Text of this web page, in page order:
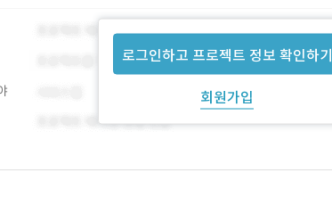
로그인하고 프로젝트 정보 확인하기
회원가입